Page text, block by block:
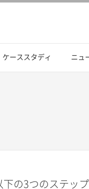
ケーススタディ ニュ
下の3つのステッ